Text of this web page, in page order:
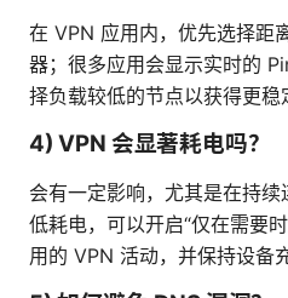
在 VPN 应用内，优先选择距
器；很多应用会显示实时的
择负载较低的节点以获得更稳
4) VPN 会显著耗电吗？
会有一定影响，尤其是在持
低耗电，可以开启“仅在需要
用的 VPN 活动，并保持设备